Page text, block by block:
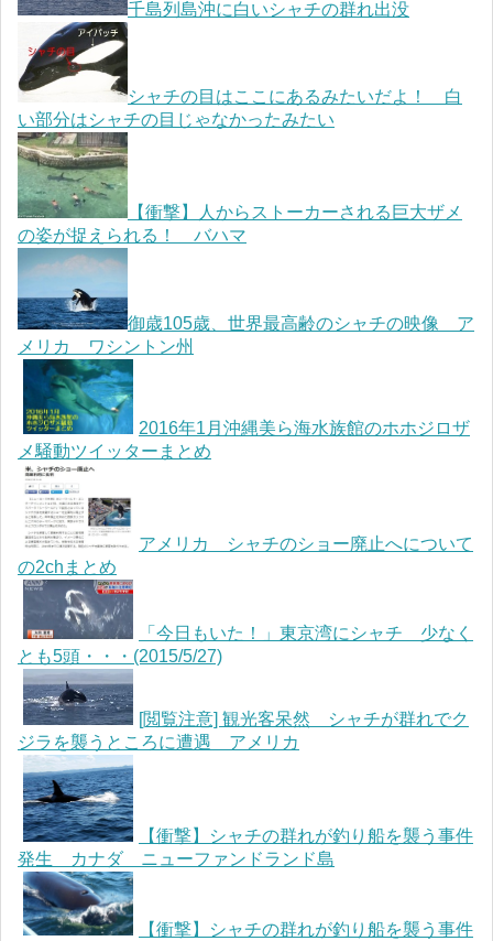
千島列島沖に白いシャチの群れ出没
シャチの目はここにあるみたいだよ！ 白
い部分はシャチの目じゃなかったみたい
【衝撃】人からストーカーされる巨大ザメ
の姿が捉えられる！ バハマ
御歳105歳、世界最高齢のシャチの映像 ア
メリカ ワシントン州
2016年1月沖縄美ら海水族館のホホジロザ
メ騒動ツイッターまとめ
アメリカ シャチのショー廃止へについて
の2chまとめ
「今日もいた！」東京湾にシャチ 少なく
とも5頭・・・(2015/5/27)
[閲覧注意] 観光客呆然 シャチが群れでク
ジラを襲うところに遭遇 アメリカ
【衝撃】シャチの群れが釣り船を襲う事件
発生 カナダ ニューファンドランド島
【衝撃】シャチの群れが釣り船を襲う事件